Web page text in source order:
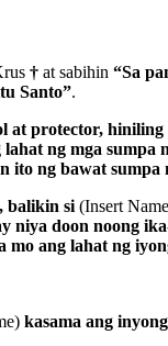
† at sabihin “Sa
Santo”.
at protector,
lahat ng mga sumpa
ito ng bawat sumpa
balikin si (Insert
niya doon noong
mo ang lahat ng
kasama ang